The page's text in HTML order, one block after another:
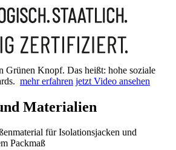
Grünen Knopf. Das heißt: hohe soziale
mehr erfahren jetzt Video ansehen
Materialien
für Isolationsjacken und
Packmaß